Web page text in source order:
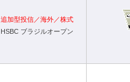
追加型投信／海外／株式
HSBC ブラジルオープン